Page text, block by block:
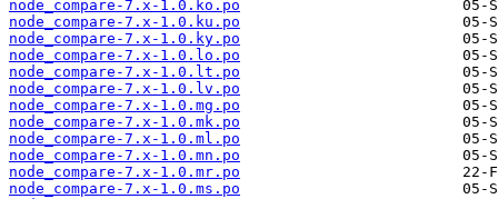
node_compare-7.x-1.0.ko.po
node_compare-7.x-1.0.ku.po
node_compare-7.x-1.0.ky.po
node_compare-7.x-1.0.lo.po
node_compare-7.x-1.0.lt.po
node_compare-7.x-1.0.lv.po
node_compare-7.x-1.0.mg.po
node_compare-7.x-1.0.mk.po
node_compare-7.x-1.0.ml.po
node_compare-7.x-1.0.mn.po
node_compare-7.x-1.0.mr.po
node_compare-7.x-1.0.ms.po